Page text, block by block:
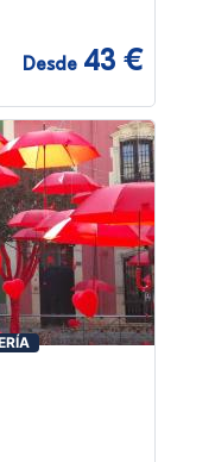
Desde 43 €